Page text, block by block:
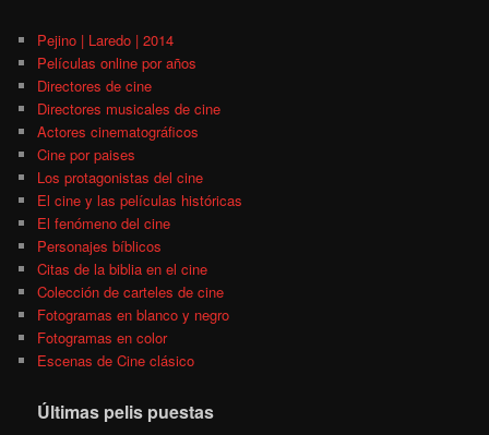
Pejino | Laredo | 2014
Películas online por años
Directores de cine
Directores musicales de cine
Actores cinematográficos
Cine por paises
Los protagonistas del cine
El cine y las películas históricas
El fenómeno del cine
Personajes bíblicos
Citas de la biblia en el cine
Colección de carteles de cine
Fotogramas en blanco y negro
Fotogramas en color
Escenas de Cine clásico
Últimas pelis puestas